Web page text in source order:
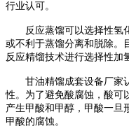
行业认可。
反应蒸馏可以选择性氢化
或不利于蒸馏分离和脱除。
反应精馏技术进行选择性加
甘油精馏成套设备厂家
性。为了避免酸腐蚀，酸可
产生甲酸和甲醇，甲酸一旦
甲酸的腐蚀。